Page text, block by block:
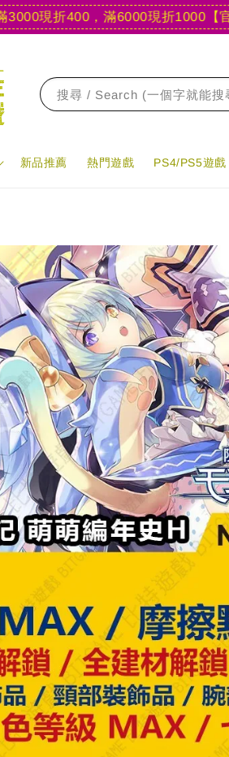
折400，滿6000現折1000【官網限
搜尋 / Search (一個字就能搜
新品推薦 熱門遊戲 PS4/PS5遊戲